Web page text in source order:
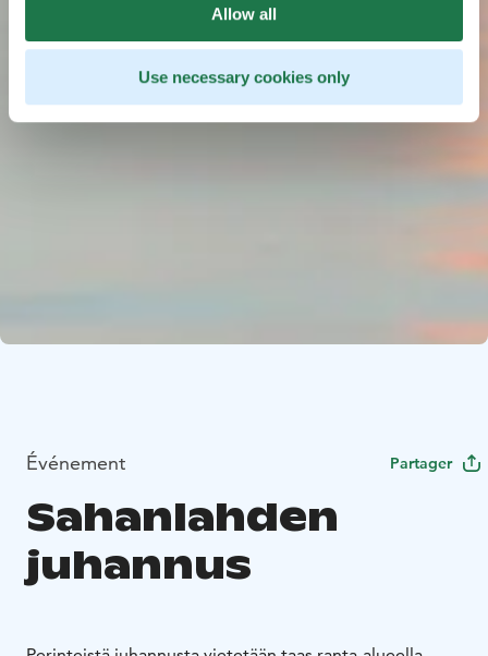
Allow all
Use necessary cookies only
Événement Partager
Sahanlahden
juhannus